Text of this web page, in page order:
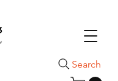
Search